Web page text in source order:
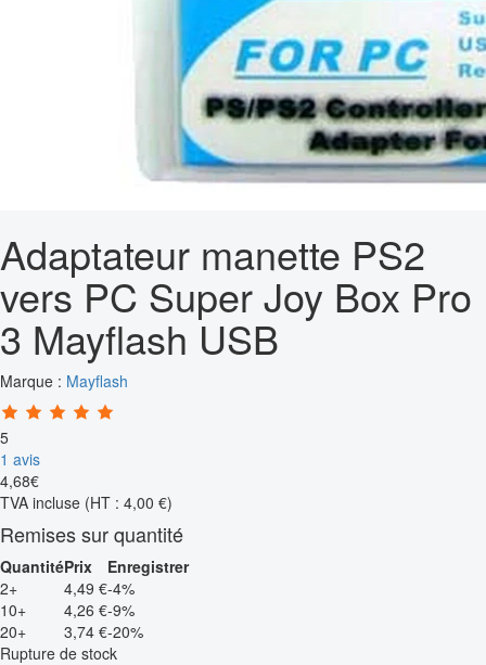
Adaptateur manette PS2
vers PC Super Joy Box Pro
3 Mayflash USB
Marque : Mayflash
5
1 avis
4,68€
TVA incluse (HT : 4,00 €)
Remises sur quantité
QuantitéPrix
Enregistrer
2+
4,49 €-4%
10+
4,26 €-9%
20+
3,74 €-20%
Rupture de stock